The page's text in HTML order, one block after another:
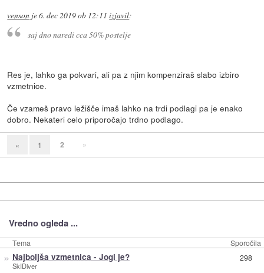
venson je6. dec 2019 ob 12:11 izjavil:
saj dno naredi cca 50% postelje
Res je, lahko ga pokvari, ali pa z njim kompenziraš slabo izbiro
vzmetnice.
Če vzameš pravo ležišče imaš lahko na trdi podlagi pa je enako
dobro. Nekateri celo priporočajo trdno podlago.
« 1 2 »
Vredno ogleda ...
Tema Sporočila
» Najboljša vzmetnica - Jogi je?
SkIDiver
298